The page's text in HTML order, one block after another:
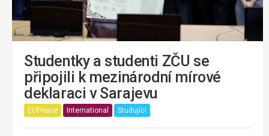
Studentky a studenti ZČU se
připojili k mezinárodní mírové
deklaraci v Sarajevu
EUPeace International Studující